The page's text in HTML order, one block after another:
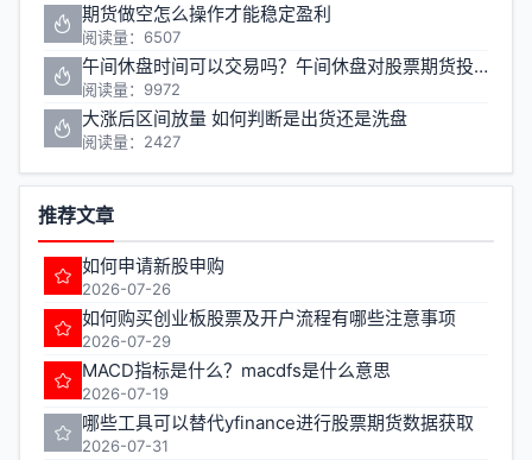
期货做空怎么操作才能稳定盈利
阅读量：6507
午间休盘时间可以交易吗？午间休盘对股票期货投资有什么影响
阅读量：9972
大涨后区间放量 如何判断是出货还是洗盘
阅读量：2427
推荐文章
如何申请新股申购
2026-07-26
如何购买创业板股票及开户流程有哪些注意事项
2026-07-29
MACD指标是什么？macdfs是什么意思
2026-07-19
哪些工具可以替代yfinance进行股票期货数据获取
2026-07-31